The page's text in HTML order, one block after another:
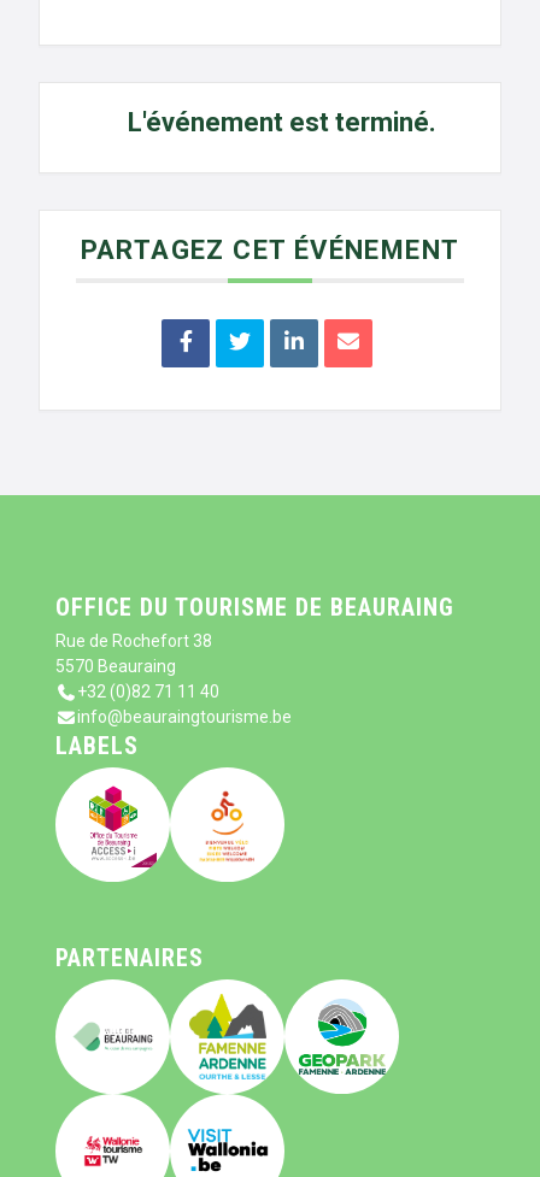
L'événement est terminé.
PARTAGEZ CET ÉVÉNEMENT
OFFICE DU TOURISME DE BEAURAING
Rue de Rochefort 38
5570 Beauraing
+32 (0)82 71 11 40
info@beauraingtourisme.be
LABELS
PARTENAIRES